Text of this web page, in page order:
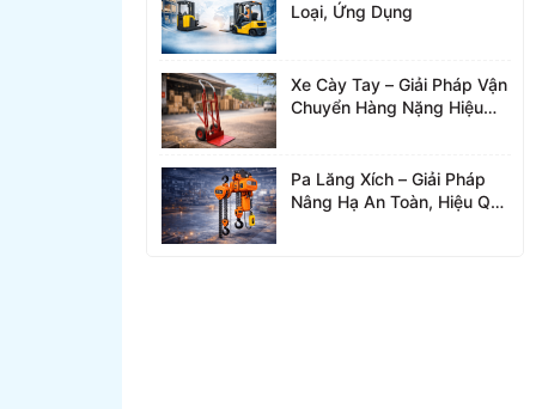
Loại, Ứng Dụng
Xe Cày Tay – Giải Pháp Vận
Chuyển Hàng Nặng Hiệu
Pa Lăng Xích – Giải Pháp
Nâng Hạ An Toàn, Hiệu Quả